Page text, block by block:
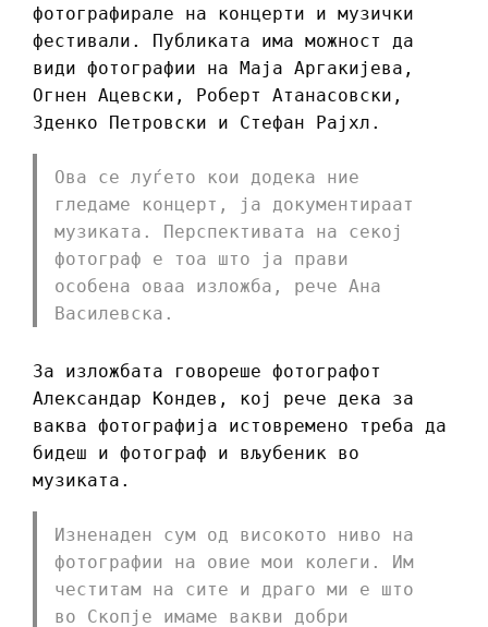
фотографирале на концерти и музички
фестивали. Публиката има можност да
види фотографии на Маја Аргакијева,
Огнен Ацевски, Роберт Атанасовски,
Зденко Петровски и Стефан Рајхл.
Ова се луѓето кои додека ние
гледаме концерт, ја документираат
музиката. Перспективата на секој
фотограф е тоа што ја прави
особена оваа изложба, рече Ана
Василевска.
За изложбата говореше фотографот
Александар Кондев, кој рече дека за
ваква фотографија истовремено треба да
бидеш и фотограф и вљубеник во
музиката.
Изненаден сум од високото ниво на
фотографии на овие мои колеги. Им
честитам на сите и драго ми е што
во Скопје имаме вакви добри